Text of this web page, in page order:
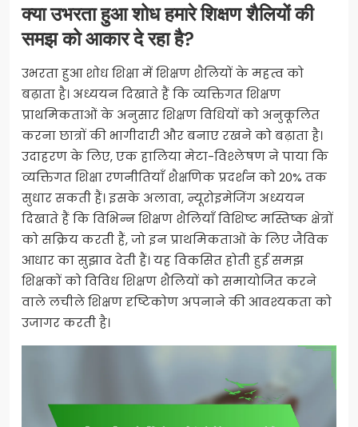
क्या उभरता हुआ शोध हमारे शिक्षण शैलियों की
समझ को आकार दे रहा है?
उभरता हुआ शोध शिक्षा में शिक्षण शैलियों के महत्व को
बढ़ाता है। अध्ययन दिखाते हैं कि व्यक्तिगत शिक्षण
प्राथमिकताओं के अनुसार शिक्षण विधियों को अनुकूलित
करना छात्रों की भागीदारी और बनाए रखने को बढ़ाता है।
उदाहरण के लिए, एक हालिया मेटा-विश्लेषण ने पाया कि
व्यक्तिगत शिक्षा रणनीतियाँ शैक्षणिक प्रदर्शन को 20% तक
सुधार सकती हैं। इसके अलावा, न्यूरोइमेजिंग अध्ययन
दिखाते हैं कि विभिन्न शिक्षण शैलियाँ विशिष्ट मस्तिष्क क्षेत्रों
को सक्रिय करती हैं, जो इन प्राथमिकताओं के लिए जैविक
आधार का सुझाव देती हैं। यह विकसित होती हुई समझ
शिक्षकों को विविध शिक्षण शैलियों को समायोजित करने
वाले लचीले शिक्षण दृष्टिकोण अपनाने की आवश्यकता को
उजागर करती है।